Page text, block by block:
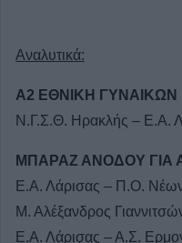
Αναλυτικά:
Α2 ΕΘΝΙΚΗ ΓΥΝΑΙΚΩΝ
Ν.Γ.Σ.Θ. Ηρακλής – Ε.Α.
ΜΠΑΡΑΖ ΑΝΟΔΟΥ ΓΙΑ
Ε.Α. Λάρισας – Π.Ο.
Μ. Αλέξανδρος
Ε.Α. Λάρισας – Α.Σ.